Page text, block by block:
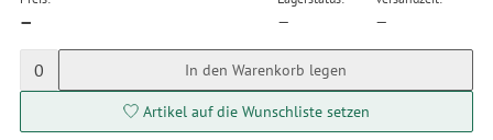
— — —
0 In den Warenkorb legen
Artikel auf die Wunschliste setzen